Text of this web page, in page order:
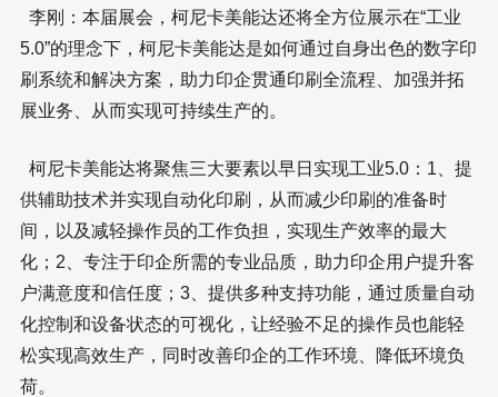
李刚：本届展会，柯尼卡美能达还将全方位展示在“工业
5.0”的理念下，柯尼卡美能达是如何通过自身出色的数字印
刷系统和解决方案，助力印企贯通印刷全流程、加强并拓
展业务、从而实现可持续生产的。
柯尼卡美能达将聚焦三大要素以早日实现工业5.0：1、提
供辅助技术并实现自动化印刷，从而减少印刷的准备时
间，以及减轻操作员的工作负担，实现生产效率的最大
化；2、专注于印企所需的专业品质，助力印企用户提升客
户满意度和信任度；3、提供多种支持功能，通过质量自动
化控制和设备状态的可视化，让经验不足的操作员也能轻
松实现高效生产，同时改善印企的工作环境、降低环境负
荷。